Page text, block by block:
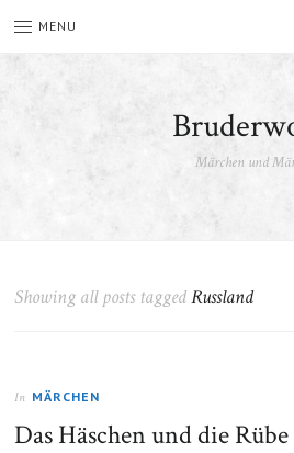
MENU
Märchen und
Showing all posts taggedRussland
In MÄRCHEN
Das Häschen und die Rübe